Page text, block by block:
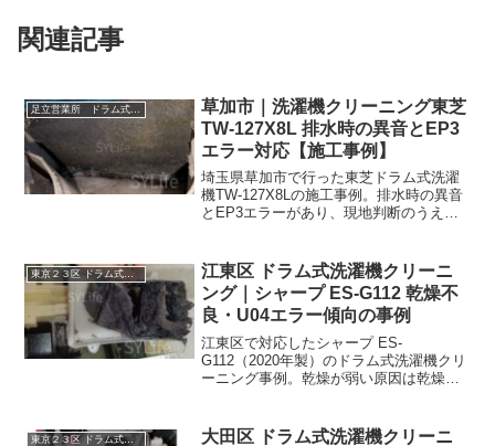
関連記事
足立営業所 ドラム式洗濯機クリーニング
草加市｜洗濯機クリーニング東芝
TW-127X8L 排水時の異音とEP3
エラー対応【施工事例】
埼玉県草加市で行った東芝ドラム式洗濯
機TW-127X8Lの施工事例。排水時の異音
とEP3エラーがあり、現地判断のうえヒ
東京２３区 ドラム式洗濯機クリーニング
江東区 ドラム式洗濯機クリーニ
ング｜シャープ ES-G112 乾燥不
良・U04エラー傾向の事例
江東区で対応したシャープ ES-
G112（2020年製）のドラム式洗濯機クリ
ーニング事例。乾燥が弱い原因は乾燥経
と風量が改善したケースです。
東京２３区 ドラム式洗濯機クリーニング
大田区 ドラム式洗濯機クリーニ